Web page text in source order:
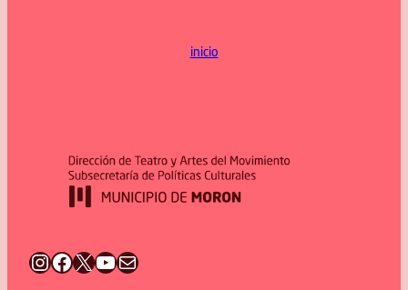
inicio
Instagram Facebook X YouTube ellaferrere@gmail.com